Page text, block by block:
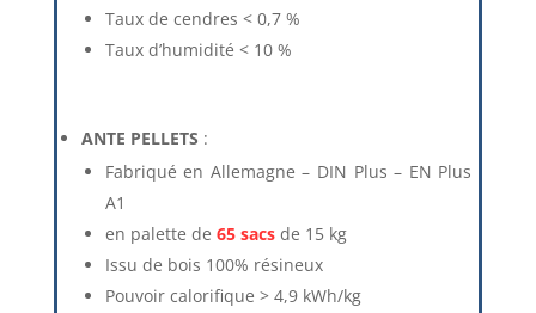
Taux de cendres < 0,7 %
Taux d’humidité < 10 %
ANTE PELLETS :
Fabriqué en Allemagne – DIN Plus – EN Plus
A1
en palette de 65 sacsde 15 kg
Issu de bois 100% résineux
Pouvoir calorifique > 4,9 kWh/kg